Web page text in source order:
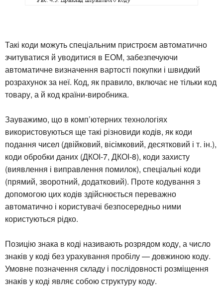
Такі коди можуть спеціальним пристроєм автоматично
зчитуватися й уводитися в ЕОМ, забезпечуючи
автоматичне визначення вартості покупки і швидкий
розрахунок за неї. Код, як правило, включає не тільки код
товару, а й код країни-виробника.
Зауважимо, що в комп’ютерних технологіях
використовуються ще такі різновиди кодів, як коди
подання чисел (двійковий, вісімковий, десятковий і т. ін.),
коди обробки даних (ДКОІ-7, ДКОІ-8), коди захисту
(виявлення і виправлення помилок), спеціальні коди
(прямий, зворотний, додатковий). Проте кодування з
допомогою цих кодів здійснюється переважно
автоматично і користувачі безпосередньо ними
користуються рідко.
Позицію знака в коді називають розрядом коду, а число
знаків у коді без урахування пробілу — довжиною коду.
Умовне позначення складу і послідовності розміщення
знаків у коді являє собою структуру коду.